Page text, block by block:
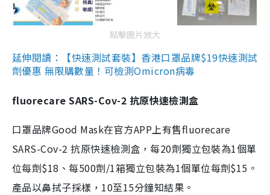
點擊圖片放大
延伸閱讀：【快速測試套裝】香港口罩品牌$19快速測試
劑優惠 無限購數量！可檢測Omicron病毒
fluorecare SARS-Cov-2 抗原快速檢測盒
口罩品牌Good Mask在官方APP上有售fluorecare
SARS-Cov-2 抗原快速檢測盒，每20劑獨立包裝為1個單
位每劑$18、每500劑/1箱獨立包裝為1個單位每劑$15。
產品以鼻拭子採樣，10至15分鐘知結果。